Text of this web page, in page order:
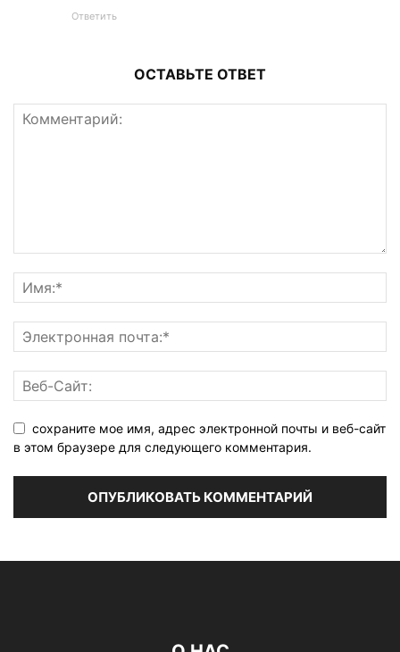
Ответить
ОСТАВЬТЕ ОТВЕТ
сохраните мое имя, адрес электронной почты и веб-сайт
в этом браузере для следующего комментария.